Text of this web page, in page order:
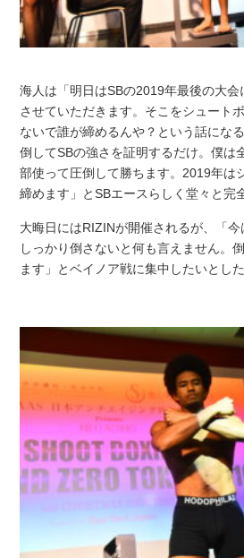
海人は「明日はSBの2019年最後の大会
させていただきます。そこをシュート
ないで誰が締めるんや？という話にな
倒してSBの強さを証明するだけ。僕は
部使って圧倒して勝ちます。2019年は
締めます」とSBエースらしく堂々と完
大晦日にはRIZINが開催されるが、「
しっかり倒さないと何も言えません。
ます」とベイノア戦に集中したいとした